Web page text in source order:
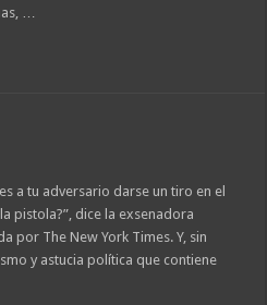
…
a tu adversario darse un tiro en el
pistola?”, dice la exsenadora
por The New York Times. Y, sin
y astucia política que contiene